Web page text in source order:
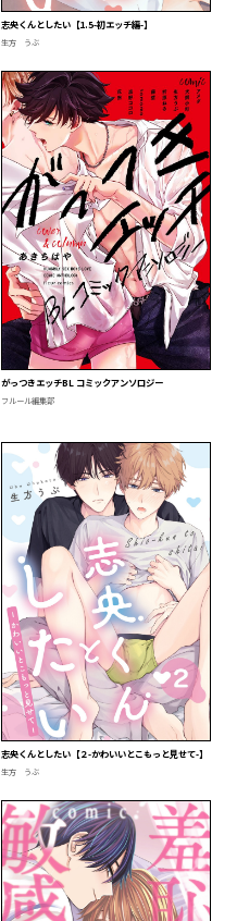
志央くんとしたい【1.5-初エッチ編-】
生方 うぶ
がっつきエッチBL コミックアンソロジー
フルール編集部
志央くんとしたい【２-かわいいとこもっと見せて-】
生方 うぶ